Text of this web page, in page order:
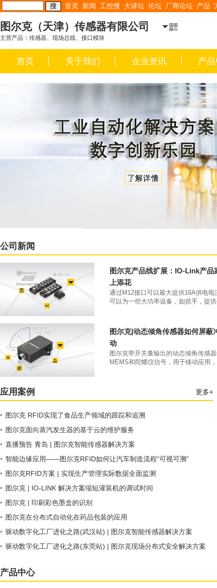
首页 新闻 工控搜 大讲坛 论坛 厂商论坛 产品
图尔克（天津）传感器有限公司
主营产品：传感器、现场总线、接口模块
首页 关于我们 企业资讯 产
公司新闻
图尔克产品线扩展：IO-Link产品
上添花
通过M12接口可以最大提供16A供电电
可以为一些大功率设备，如抓手，提
本体上。
图尔克|动态倾角传感器如何屏蔽
动
图尔克带开关量输出的动态倾角传感
MEMS和陀螺仪信号，用于移动应用
应用案例 更多+
• 图尔克 RFID实现了食品生产领域的跟踪和追溯
• 图尔克面向蒸汽发生器的基于云的维护服务
• 直播预告 青岛 | 图尔克智能传感器解决方案
• 智能边缘应用——图尔克RFID如何让汽车制造流程“可视可溯”
• 图尔克RFID方案 | 实现生产管理实际数据全面监测
• 图尔克 | IO-LINK 解决方案缩短灌装机的调试时间
• 图尔克 | 印刷彩色墨盒的识别
• 图尔克在分布式自动化在药品包装的应用
• 驱动数字化工厂进化之路(武汉站) | 图尔克智能传感器解决方案
• 驱动数字化工厂进化之路(东莞站) | 图尔克现场分布式安全解决方案
产品中心